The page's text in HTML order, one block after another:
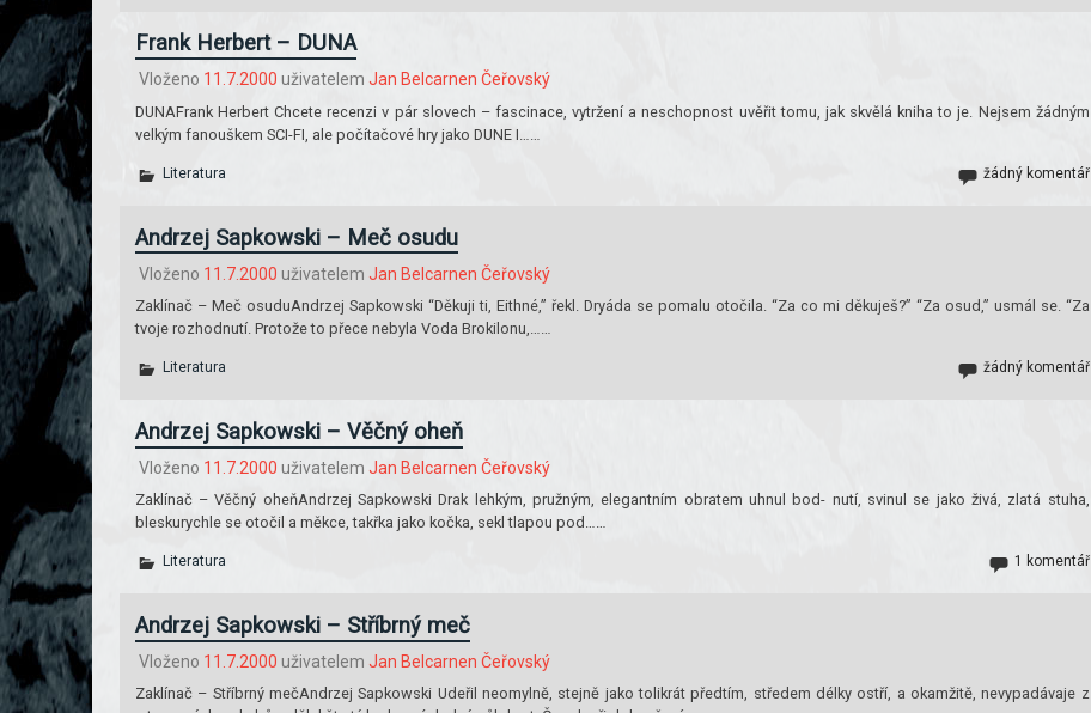
Frank Herbert – DUNA
Vloženo 11.7.2000 uživatelem Jan Belcarnen Čeřovský
DUNAFrank Herbert Chcete recenzi v pár slovech – fascinace, vytržení a neschopnost uvěřit tomu, jak skvělá kniha to je. Nejsem žádným
velkým fanouškem SCI-FI, ale počítačové hry jako DUNE I……
Literatura žádný komentář
Andrzej Sapkowski – Meč osudu
Vloženo 11.7.2000 uživatelem Jan Belcarnen Čeřovský
Zaklínač – Meč osuduAndrzej Sapkowski “Děkuji ti, Eithné,” řekl. Dryáda se pomalu otočila. “Za co mi děkuješ?” “Za osud,” usmál se. “Za
tvoje rozhodnutí. Protože to přece nebyla Voda Brokilonu,……
Literatura žádný komentář
Andrzej Sapkowski – Věčný oheň
Vloženo 11.7.2000 uživatelem Jan Belcarnen Čeřovský
Zaklínač – Věčný oheňAndrzej Sapkowski Drak lehkým, pružným, elegantním obratem uhnul bod- nutí, svinul se jako živá, zlatá stuha,
bleskurychle se otočil a měkce, takřka jako kočka, sekl tlapou pod……
Literatura 1 komentář
Andrzej Sapkowski – Stříbrný meč
Vloženo 11.7.2000 uživatelem Jan Belcarnen Čeřovský
Zaklínač – Stříbrný mečAndrzej Sapkowski Udeřil neomylně, stejně jako tolikrát předtím, středem délky ostří, a okamžitě, nevypadávaje z